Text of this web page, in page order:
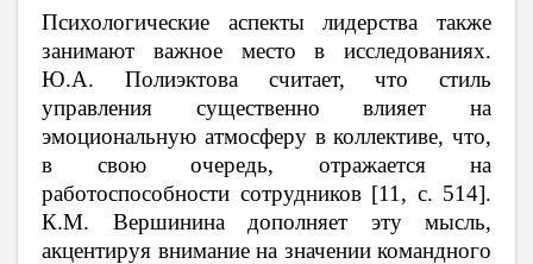
Психологические аспекты лидерства также
занимают важное место в исследованиях.
Ю.А. Полиэктова считает, что стиль
управления существенно влияет на
эмоциональную атмосферу в коллективе, что,
в свою очередь, отражается на
работоспособности сотрудников [11, c. 514].
К.М. Вершинина дополняет эту мысль,
акцентируя внимание на значении командного